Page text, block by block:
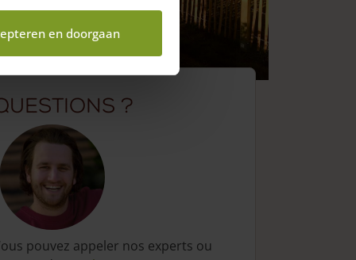
en doorgaan
?
pouvez appeler nos experts ou